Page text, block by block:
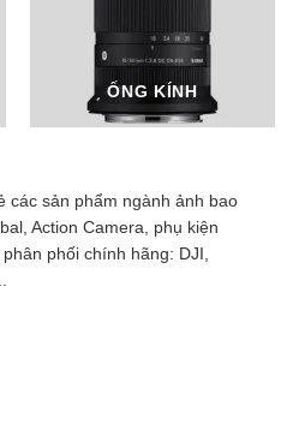
ỐNG KÍNH
các sản phẩm ngành ảnh bao
Action Camera, phụ kiện
phối chính hãng: DJI,